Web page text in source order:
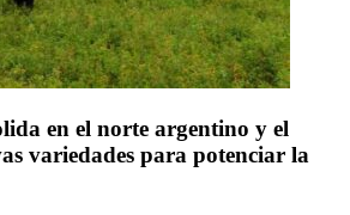
en el norte argentino y el
variedades para potenciar la